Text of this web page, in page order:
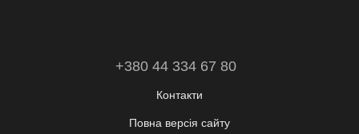
+380 44 334 67 80
Контакти
Повна версія сайту